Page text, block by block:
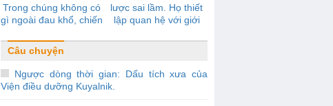
Trong chúng không có
gì ngoài đau khổ, chiến
lược sai lầm. Họ thiết
lập quan hệ với giới
bằng thất bại ở
Câu chuyện
Ngược dòng thời gian: Dấu tích xưa của
Viện điều dưỡng Kuyalnik.